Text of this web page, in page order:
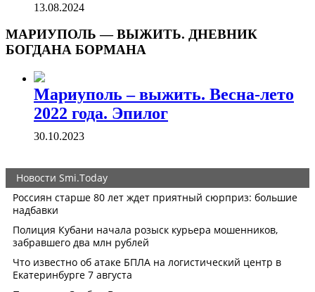
13.08.2024
МАРИУПОЛЬ — ВЫЖИТЬ. ДНЕВНИК
БОГДАНА БОРМАНА
Мариуполь – выжить. Весна-лето
2022 года. Эпилог
30.10.2023